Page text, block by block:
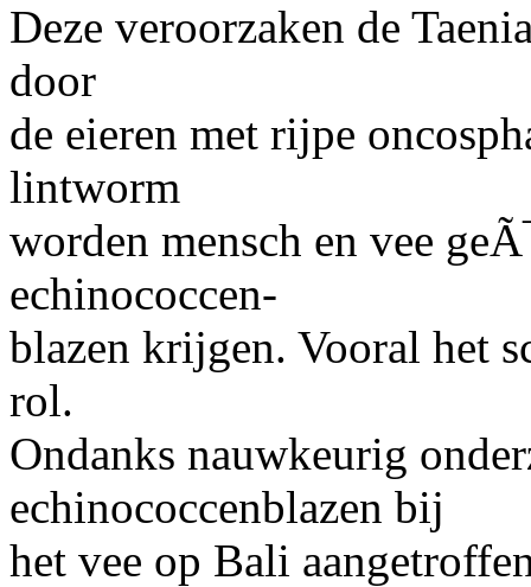
Deze veroorzaken de
door
de eieren met rijpe
lintworm
worden mensch en vee
echinococcen-
blazen krijgen. Vooral het
rol.
Ondanks nauwkeurig
echinococcenblazen bij
het vee op Bali